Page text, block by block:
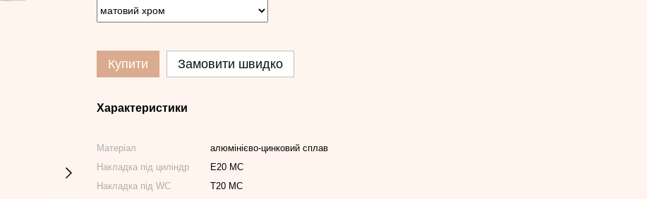
Купити Замовити швидко
Характеристики
Матеріал
алюмінієво-цинковий сплав
Накладка під циліндр
E20 MC
Накладка під WC
T20 MC